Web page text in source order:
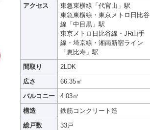
アクセス
東急東横線「代官山」駅
東急東横線・東京メトロ日比谷
線「中目黒」駅
東京メトロ日比谷線・JR山手
線・埼京線・湘南新宿ライン
「恵比寿」駅
間取り
2LDK
広さ
66.35㎡
バルコニー
4.03㎡
構造
鉄筋コンクリート造
総戸数
33戸